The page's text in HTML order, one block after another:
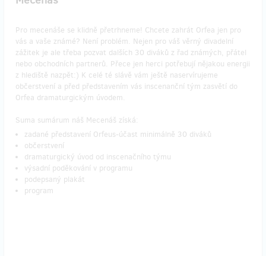
Pro mecenáše se klidně přetrhneme! Chcete zahrát Orfea jen pro
vás a vaše známé? Není problém. Nejen pro váš věrný divadelní
zážitek je ale třeba pozvat dalších 30 diváků z řad známých, přátel
nebo obchodních partnerů. Přece jen herci potřebují nějakou energii
z hlediště nazpět:) K celé té slávě vám ještě naservírujeme
občerstvení a před představením vás inscenanční tým zasvětí do
Orfea dramaturgickým úvodem.
Suma sumárum náš Mecenáš získá:
zadané představení Orfeus-účast minimálně 30 diváků
občerstvení
dramaturgický úvod od inscenačního týmu
výsadní poděkování v programu
podepsaný plakát
program